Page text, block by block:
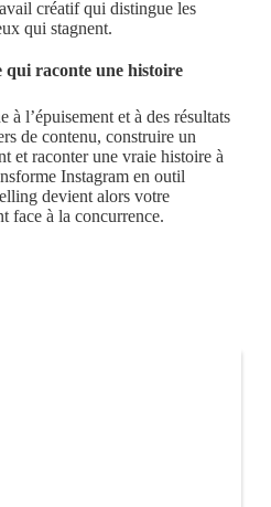
créatif qui distingue les
qui stagnent.
raconte une histoire
à l’épuisement et à des résultats
de contenu, construire un
et raconter une vraie histoire à
Instagram en outil
devient alors votre
face à la concurrence.